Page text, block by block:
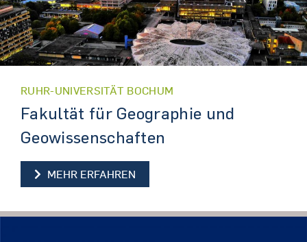
RUHR-UNIVERSITÄT BOCHUM
Fakultät für Geographie und
Geowissenschaften
MEHR ERFAHREN